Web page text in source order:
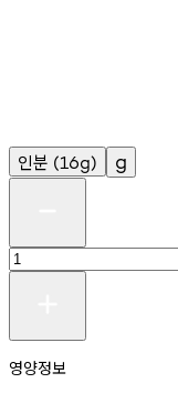
인분 (16g) g
영양정보